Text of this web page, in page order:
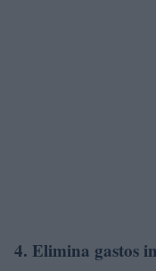
4. Elimina gastos